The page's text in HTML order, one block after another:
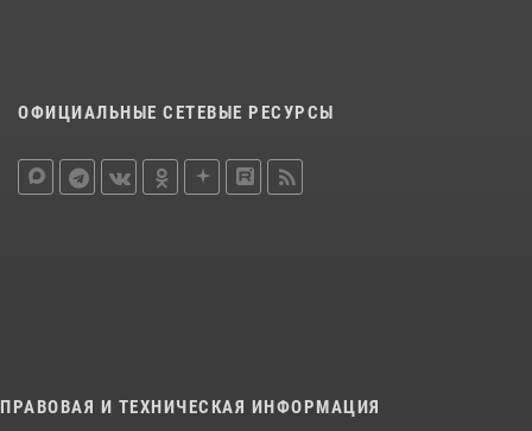
ОФИЦИАЛЬНЫЕ СЕТЕВЫЕ РЕСУРСЫ
ПРАВОВАЯ И ТЕХНИЧЕСКАЯ ИНФОРМАЦИЯ